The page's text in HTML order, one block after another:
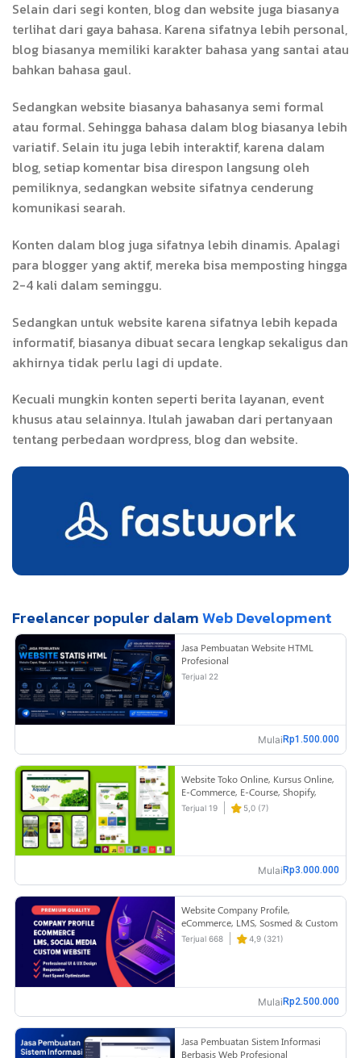
Selain dari segi konten, blog dan website juga biasanya
terlihat dari gaya bahasa. Karena sifatnya lebih personal,
blog biasanya memiliki karakter bahasa yang santai atau
bahkan bahasa gaul.
Sedangkan website biasanya bahasanya semi formal
atau formal. Sehingga bahasa dalam blog biasanya lebih
variatif. Selain itu juga lebih interaktif, karena dalam
blog, setiap komentar bisa direspon langsung oleh
pemiliknya, sedangkan website sifatnya cenderung
komunikasi searah.
Konten dalam blog juga sifatnya lebih dinamis. Apalagi
para blogger yang aktif, mereka bisa memposting hingga
2-4 kali dalam seminggu.
Sedangkan untuk website karena sifatnya lebih kepada
informatif, biasanya dibuat secara lengkap sekaligus dan
akhirnya tidak perlu lagi di update.
Kecuali mungkin konten seperti berita layanan, event
khusus atau selainnya. Itulah jawaban dari pertanyaan
tentang perbedaan wordpress, blog dan website.
Freelancer populer dalamWeb Development
Jasa Pembuatan Website HTML
Profesional
Terjual 22
MulaiRp1.500.000
Website Toko Online, Kursus Online,
E-Commerce, E-Course, Shopify,
Custom
Terjual 19 5,0 (7)
Mulai Rp3.000.000
Website Company Profile,
eCommerce, LMS, Sosmed & Custom
Website dengan Professional Web
Terjual 668 4,9 (321)
MulaiRp2.500.000
Jasa Pembuatan Sistem Informasi
Berbasis Web Profesional